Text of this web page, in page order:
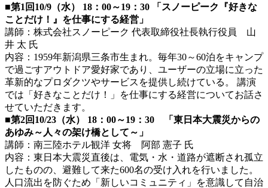
■第1回10/9（水） 18：00～19：30 「スノーピーク『好きな
ことだけ！』を仕事にする経営」
講師：株式会社スノーピーク 代表取締役社長執行役員 山
井 太 氏
内容：1959年新潟県三条市生まれ。毎年30～60泊をキャンプ
で過ごすアウトドア愛好家であり、ユーザーの立場に立った
革新的なプロダクツやサービスを提供し続けている。 講演
では「好きなことだけ！」を仕事にする経営についてお話さ
せていただきます。
■第2回10/23（水） 18：00～19：30 「東日本大震災からの
あゆみ～人々の架け橋として～」
講師：南三陸ホテル観洋 女将 阿部 憲子 氏
内容：東日本大震災直後は、電気・水・道路が遮断され孤立
したものの、避難して来た600名の受け入れを行いました。
人口流出を防ぐため「新しいコミュニティ」を意識して自治